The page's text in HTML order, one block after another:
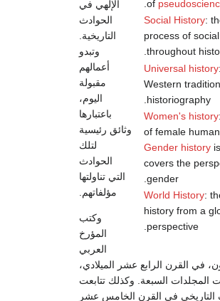
of
Social History:
process of
throughout
Universal history
Western
historiography.
Women's history
of female
Gender history
covers the
gender.
World History:
history from a
perspective.
الإلهي في
الحوادث
التاريخية.
وتبدو
أعمالهم
مقبولة
اليوم،
باعتبارها
وثائق رئيسية
لتلك
الحوادث
التي تناولتها
مؤلفاتهم.
وكتب
المؤرخ
العربي
في القرن الرابع عشر الميلادي،
المجلدات السبعة. وكذلك تتابعت
التاريخي في القرن الخامس عشر